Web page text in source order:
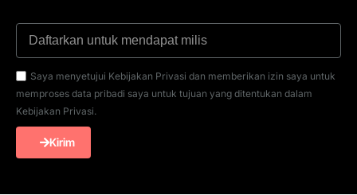
Saya menyetujui Kebijakan Privasi dan memberikan izin saya untuk
memproses data pribadi saya untuk tujuan yang ditentukan dalam
Kebijakan Privasi.
Kirim